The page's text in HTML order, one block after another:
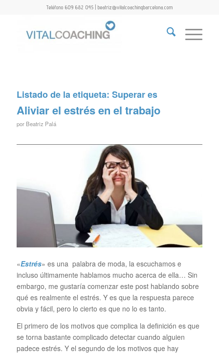
Teléfono 609 682 045 | beatriz@vitalcoachingbarcelona.com
Listado de la etiqueta: Superar es
Aliviar el estrés en el trabajo
por Beatriz Palá
«Estrés» es una palabra de moda, la escuchamos e
incluso últimamente hablamos mucho acerca de ella… Sin
embargo, me gustaría comenzar este post hablando sobre
qué es realmente el estrés. Y es que la respuesta parece
obvia y fácil, pero lo cierto es que no lo es tanto.
El primero de los motivos que complica la definición es que
se torna bastante complicado detectar cuando alguien
padece estrés. Y el segundo de los motivos que hay